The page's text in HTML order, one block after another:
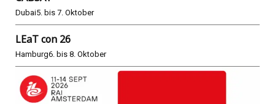
Dubai5. bis 7. Oktober
LEaT con 26
Hamburg6. bis 8. Oktober